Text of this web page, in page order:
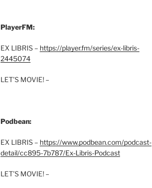
PlayerFM:
EX LIBRIS – https://player.fm/series/ex-libris-
2445074
LET’S MOVIE! –
Podbean:
EX LIBRIS – https://www.podbean.com/podcast-
detail/cc895-7b787/Ex-Libris-Podcast
LET’S MOVIE! –